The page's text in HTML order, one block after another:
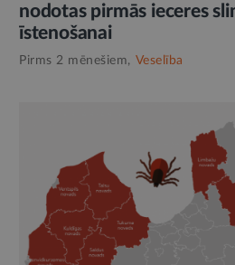
nodotas pirmās ieceres
īstenošanai
Pirms 2 mēnešiem, Veselība